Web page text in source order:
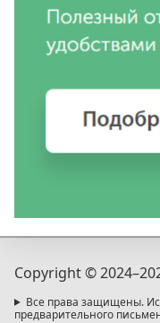
Copyright © 2024
Все права защищены.
предварительного